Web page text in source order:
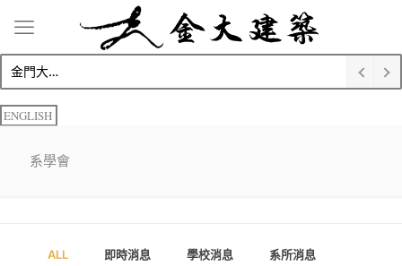
金門大學建築學系碩士生金榜題名 榮獲錄取博士班
ENGLISH
系學會
ALL 即時消息 學校消息 系所消息